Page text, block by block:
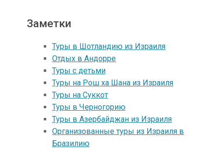
Заметки
Туры в Шотландию из Израиля
Отдых в Андорре
Туры с детьми
Туры на Рош ха Шана из Израиля
Туры на Суккот
Туры в Черногорию
Туры в Азербайджан из Израиля
Организованные туры из Израиля в
Бразилию